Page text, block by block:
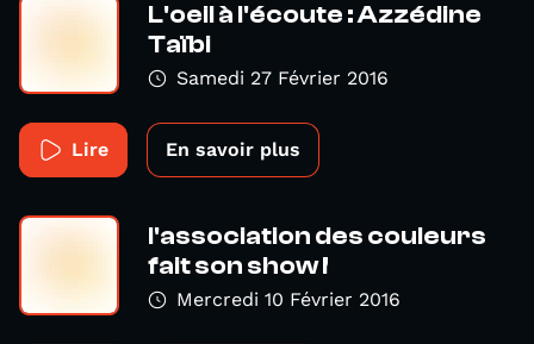
L'oeil à l'écoute : Azzédine
Taïbi
Samedi 27 Février 2016
Lire En savoir plus
l'association des couleurs
fait son show !
Mercredi 10 Février 2016